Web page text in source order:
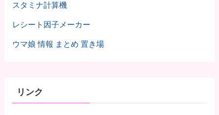
スタミナ計算機
レシート因子メーカー
ウマ娘 情報 まとめ 置き場
リンク